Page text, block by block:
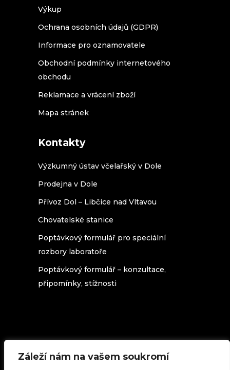
Záleží nám na vašem soukromí
Výkup
Ochrana osobních údajů (GDPR)
Informace pro oznamovatele
Obchodní podmínky internetového
obchodu
Reklamace a vrácení zboží
Mapa stránek
Kontakty
Výzkumný ústav včelařský v Dole
Prodejna v Dole
Přívoz Dol – Libčice nad Vltavou
Chovatelské stanice
Poptávkový formulář pro speciální
rozbory laboratoře
Poptávkový formulář – konzultace,
připomínky, stížnosti